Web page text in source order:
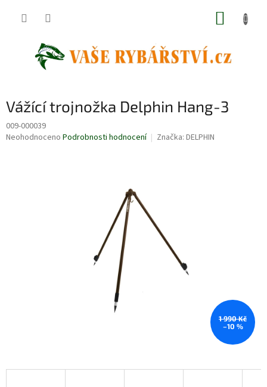
Vážící trojnožka Delphin Hang-3
009-000039
Průměrné
Neohodnoceno Podrobnosti hodnocení Značka: DELPHIN
1 990 Kč
–10 %